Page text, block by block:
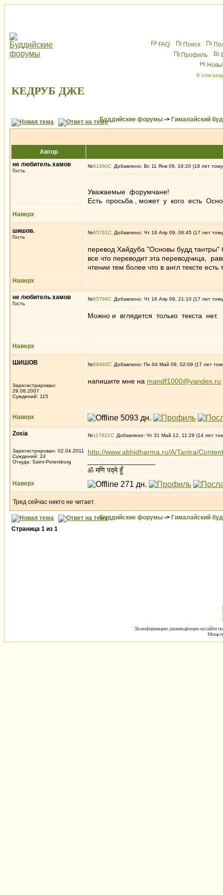
FAQ Поиск
Профиль
В этом
КЕДРУБ ДЖЕ
Буддийские форумы -> Гималайский
Автор
не любитель хамов
Гость
№61360 Добавлено: Вс 11 Янв 09, 16:20 (18 лет
Уважаемые форумчане!
Есть просьба , может у кого есть
Наверх
шишов.
Гость
№65761 Добавлено: Чт 16 Апр 09, 06:45 (17 лет
перевод Хайдуба "Основы будд тантры"
все что переводит эта переводчица,
чтении тем более что в англ тексте есть
Наверх
не любитель хамов
Гость
№65766 Добавлено: Чт 16 Апр 09, 21:10 (17 лет
Можно и вглядется только текста нет.
Наверх
ШИШОВ
Зарегистрирован:
29.08.2007
Суждений: 115
№66483 Добавлено: Пн 04 Май 09, 02:09 (17 лет
напишите мне на mandf1000@yandex.ru
Наверх
Zosia
Зарегистрирован: 02.04.2011
Суждений: 24
Откуда: Saint-Petersburg
№117821 Добавлено: Чт 31 Май 12, 11:29 (14 лет
http://www.abhidharma.ru/A/Tantra/
ॐ मणि पद्मे हूँ
Наверх
Тред сейчас никто не читает.
Буддийские форумы -> Гималайский
Страница 1 из 1
За информацию, размещённую на сайте
Мощь